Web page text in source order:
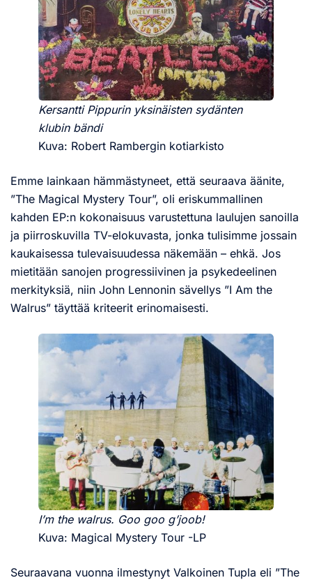
Kersantti Pippurin yksinäisten sydänten
klubin bändi
Kuva: Robert Rambergin kotiarkisto
Emme lainkaan hämmästyneet, että seuraava äänite,
”The Magical Mystery Tour”, oli eriskummallinen
kahden EP:n kokonaisuus varustettuna laulujen sanoilla
ja piirroskuvilla TV-elokuvasta, jonka tulisimme jossain
kaukaisessa tulevaisuudessa näkemään – ehkä. Jos
mietitään sanojen progressiivinen ja psykedeelinen
merkityksiä, niin John Lennonin sävellys ”I Am the
Walrus” täyttää kriteerit erinomaisesti.
I’m the walrus. Goo goo g’joob!
Kuva: Magical Mystery Tour -LP
Seuraavana vuonna ilmestynyt Valkoinen Tupla eli ”The